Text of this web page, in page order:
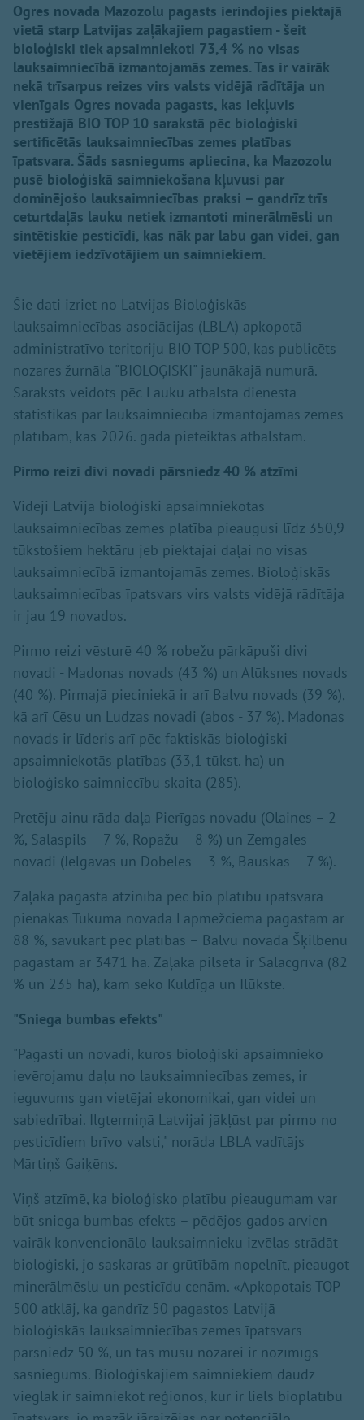
Ogres novada Mazozolu pagasts ierindojies piektajā
vietā starp Latvijas zaļākajiem pagastiem - šeit
bioloģiski tiek apsaimniekoti 73,4 % no visas
lauksaimniecībā izmantojamās zemes. Tas ir vairāk
nekā trīsarpus reizes virs valsts vidējā rādītāja un
vienīgais Ogres novada pagasts, kas iekļuvis
prestižajā BIO TOP 10 sarakstā pēc bioloģiski
sertificētās lauksaimniecības zemes platības
īpatsvara. Šāds sasniegums apliecina, ka Mazozolu
pusē bioloģiskā saimniekošana kļuvusi par
dominējošo lauksaimniecības praksi – gandrīz trīs
ceturtdaļās lauku netiek izmantoti minerālmēsli un
sintētiskie pesticīdi, kas nāk par labu gan videi, gan
vietējiem iedzīvotājiem un saimniekiem.
Šie dati izriet no Latvijas Bioloģiskās
lauksaimniecības asociācijas (LBLA) apkopotā
administratīvo teritoriju BIO TOP 500, kas publicēts
nozares žurnāla "BIOLOĢISKI" jaunākajā numurā.
Saraksts veidots pēc Lauku atbalsta dienesta
statistikas par lauksaimniecībā izmantojamās zemes
platībām, kas 2026. gadā pieteiktas atbalstam.
Pirmo reizi divi novadi pārsniedz 40 % atzīmi
Vidēji Latvijā bioloģiski apsaimniekotās
lauksaimniecības zemes platība pieaugusi līdz 350,9
tūkstošiem hektāru jeb piektajai daļai no visas
lauksaimniecībā izmantojamās zemes. Bioloģiskās
lauksaimniecības īpatsvars virs valsts vidējā rādītāja
ir jau 19 novados.
Pirmo reizi vēsturē 40 % robežu pārkāpuši divi
novadi - Madonas novads (43 %) un Alūksnes novads
(40 %). Pirmajā pieciniekā ir arī Balvu novads (39 %),
kā arī Cēsu un Ludzas novadi (abos - 37 %). Madonas
novads ir līderis arī pēc faktiskās bioloģiski
apsaimniekotās platības (33,1 tūkst. ha) un
bioloģisko saimniecību skaita (285).
Pretēju ainu rāda daļa Pierīgas novadu (Olaines – 2
%, Salaspils – 7 %, Ropažu – 8 %) un Zemgales
novadi (Jelgavas un Dobeles – 3 %, Bauskas – 7 %).
Zaļākā pagasta atzinība pēc bio platību īpatsvara
pienākas Tukuma novada Lapmežciema pagastam ar
88 %, savukārt pēc platības – Balvu novada Šķilbēnu
pagastam ar 3471 ha. Zaļākā pilsēta ir Salacgrīva (82
% un 235 ha), kam seko Kuldīga un Ilūkste.
"Sniega bumbas efekts"
"Pagasti un novadi, kuros bioloģiski apsaimnieko
ievērojamu daļu no lauksaimniecības zemes, ir
ieguvums gan vietējai ekonomikai, gan videi un
sabiedrībai. Ilgtermiņā Latvijai jākļūst par pirmo no
pesticīdiem brīvo valsti," norāda LBLA vadītājs
Mārtiņš Gaiķēns.
Viņš atzīmē, ka bioloģisko platību pieaugumam var
būt sniega bumbas efekts – pēdējos gados arvien
vairāk konvencionālo lauksaimnieku izvēlas strādāt
bioloģiski, jo saskaras ar grūtībām nopelnīt, pieaugot
minerālmēslu un pesticīdu cenām. «Apkopotais TOP
500 atklāj, ka gandrīz 50 pagastos Latvijā
bioloģiskās lauksaimniecības zemes īpatsvars
pārsniedz 50 %, un tas mūsu nozarei ir nozīmīgs
sasniegums. Bioloģiskajiem saimniekiem daudz
vieglāk ir saimniekot reģionos, kur ir liels bioplatību